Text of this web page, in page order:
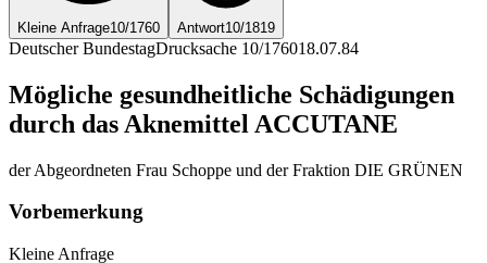
Kleine Anfrage10/1760 Antwort10/1819
Deutscher BundestagDrucksache 10/176018.07.84
Mögliche gesundheitliche Schädigungen
durch das Aknemittel ACCUTANE
der Abgeordneten Frau Schoppe und der Fraktion DIE GRÜNEN
Vorbemerkung
Kleine Anfrage